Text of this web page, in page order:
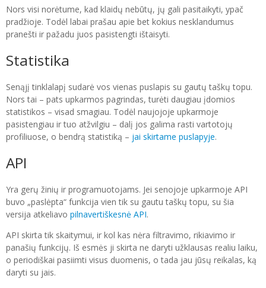
Nors visi norėtume, kad klaidų nebūtų, jų gali pasitaikyti, ypač
pradžioje. Todėl labai prašau apie bet kokius nesklandumus
pranešti ir pažadu juos pasistengti ištaisyti.
Statistika
Senąjį tinklalapį sudarė vos vienas puslapis su gautų taškų topu.
Nors tai – pats upkarmos pagrindas, turėti daugiau įdomios
statistikos – visad smagiau. Todėl naujojoje upkarmoje
pasistengiau ir tuo atžvilgiu – dalį jos galima rasti vartotojų
profiliuose, o bendrą statistiką – jai skirtame puslapyje.
API
Yra gerų žinių ir programuotojams. Jei senojoje upkarmoje API
buvo „paslėpta“ funkcija vien tik su gautu taškų topu, su šia
versija atkeliavo pilnavertiškesnė API.
API skirta tik skaitymui, ir kol kas nėra filtravimo, rikiavimo ir
panašių funkcijų. Iš esmės ji skirta ne daryti užklausas realiu laiku,
o periodiškai pasiimti visus duomenis, o tada jau jūsų reikalas, ką
daryti su jais.